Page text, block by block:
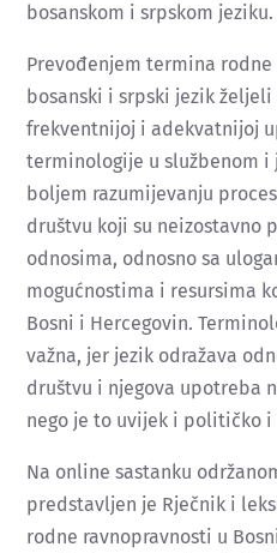
bosanskom i srpskom jeziku.
Prevođenjem termina
bosanski i srpski jezik
frekventnijoj i adekvatnijoj
terminologije u službenom i
boljem razumijevanju
društvu koji su neizostavno
odnosima, odnosno sa
mogućnostima i resursima
Bosni i Hercegovin.
važna, jer jezik odražava
društvu i njegova upotreba
nego je to uvijek i političko
Na online sastanku
predstavljen je Rječnik i
rodne ravnopravnosti u